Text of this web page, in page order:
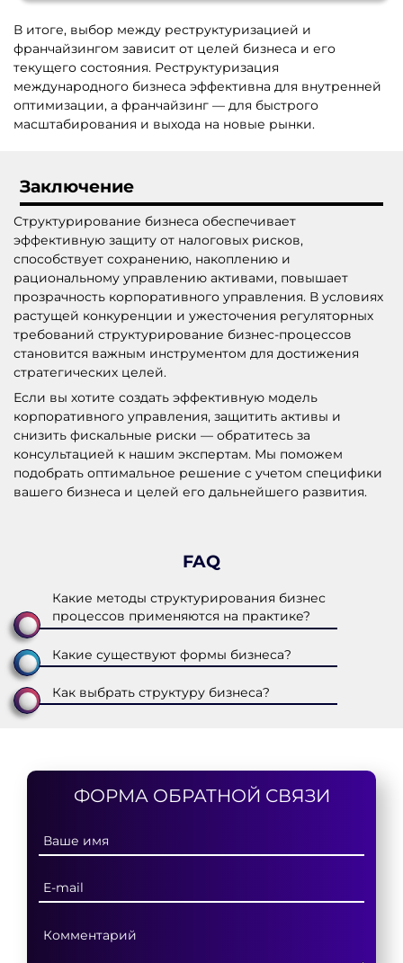
В итоге, выбор между реструктуризацией и
франчайзингом зависит от целей бизнеса и его
текущего состояния. Реструктуризация
международного бизнеса эффективна для внутренней
оптимизации, а франчайзинг — для быстрого
масштабирования и выхода на новые рынки.
Заключение
Структурирование бизнеса обеспечивает
эффективную защиту от налоговых рисков,
способствует сохранению, накоплению и
рациональному управлению активами, повышает
прозрачность корпоративного управления. В условиях
растущей конкуренции и ужесточения регуляторных
требований структурирование бизнес-процессов
становится важным инструментом для достижения
стратегических целей.
Если вы хотите создать эффективную модель
корпоративного управления, защитить активы и
снизить фискальные риски — обратитесь за
консультацией к нашим экспертам. Мы поможем
подобрать оптимальное решение с учетом специфики
вашего бизнеса и целей его дальнейшего развития.
FAQ
Какие методы структурирования бизнес
процессов применяются на практике?
Какие существуют формы бизнеса?
Как выбрать структуру бизнеса?
ФОРМА ОБРАТНОЙ СВЯЗИ